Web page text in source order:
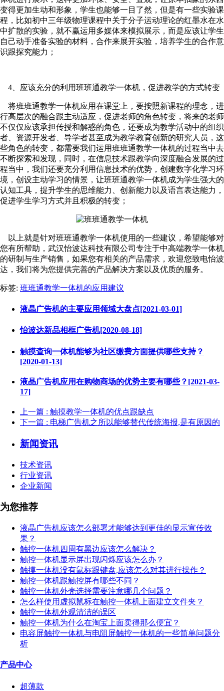
变得更加生动和形象，学生也能够一目了然，但是有一些实验课
程，比如初中三年级物理课程中关于分子运动理论的红墨水在水
中扩散的实验，就不赢运用多媒体来模拟展示，而是应该让学生
自己动手准备实验的材料，合作来展开实验，培养学生的合作意
识跟探究能力；
4、应该充分的利用班班通教学一体机，促进教学的方式转变
将班班通教学一体机应用在课堂上，要按照新课程的理念，进
行高层次的融合跟主动适应，促进老师的角色转变，将来的老师
不仅仅应该承担传授和解惑的角色，还要成为教学活动中的组织
者、资源开发者、导学者甚至成为教学教育创新的研究人员，这
些角色的转变，都需要我们运用班班通教学一体机的过程当中去
不断探索和发现，同时，在信息技术跟教学向深度融合发展的过
程当中，我们还要充分利用信息技术的优势，创建数字化学习环
境，创设主动学习的情景，让班班通教学一体机成为学生强大的
认知工具，提升学生的思维能力、创新能力以及语言表达能力，
促进学生学习方式并且积极的转变；
以上就是针对班班通教学一体机使用的一些建议，希望能够对
您有所帮助，武汉怡波达科技有限公司专注于中高端教学一体机
的研制与生产销售，如果您有相关的产品需求，欢迎您致电怡波
达，我们将为您提供完善的产品解决方案以及优质的服务。
标签: 班班通教学一体机的应用建议
液晶广告机的主要应用领域大盘点[2021-03-01]
怡波达新品相框广告机[2020-08-18]
触摸查询一体机能够为社区缴费方面提供哪些支持？
[2020-01-13]
液晶广告机应用在购物商场的优势主要有哪些？[2021-03-
17]
上一篇 : 触摸教学一体机的优点跟缺点
下一篇 : 电梯广告机之所以能够替代传统海报,是有原因的
新闻资讯
技术资讯
行业资讯
企业新闻
为您推荐
液晶广告机应该怎么部署才能够达到更佳的显示宣传效
果？
触控一体机四周有黑边应该怎么解决？
触控一体机显示屏出现闪烁应该怎么办？
触摸一体机没有鼠标跟键盘,应该怎么对其进行操作？
触控一体机跟触控屏有哪些不同？
触控一体机外壳选择需要注意哪几个问题？
怎么样使用虚拟鼠标在触控一体机上面建立文件夹？
触控一体机外观清洁的误区
触控一体机为什么在淘宝上面卖得那么便宜？
电容屏触控一体机与电阻屏触控一体机的一些简单问题分
析
产品中心
超薄款